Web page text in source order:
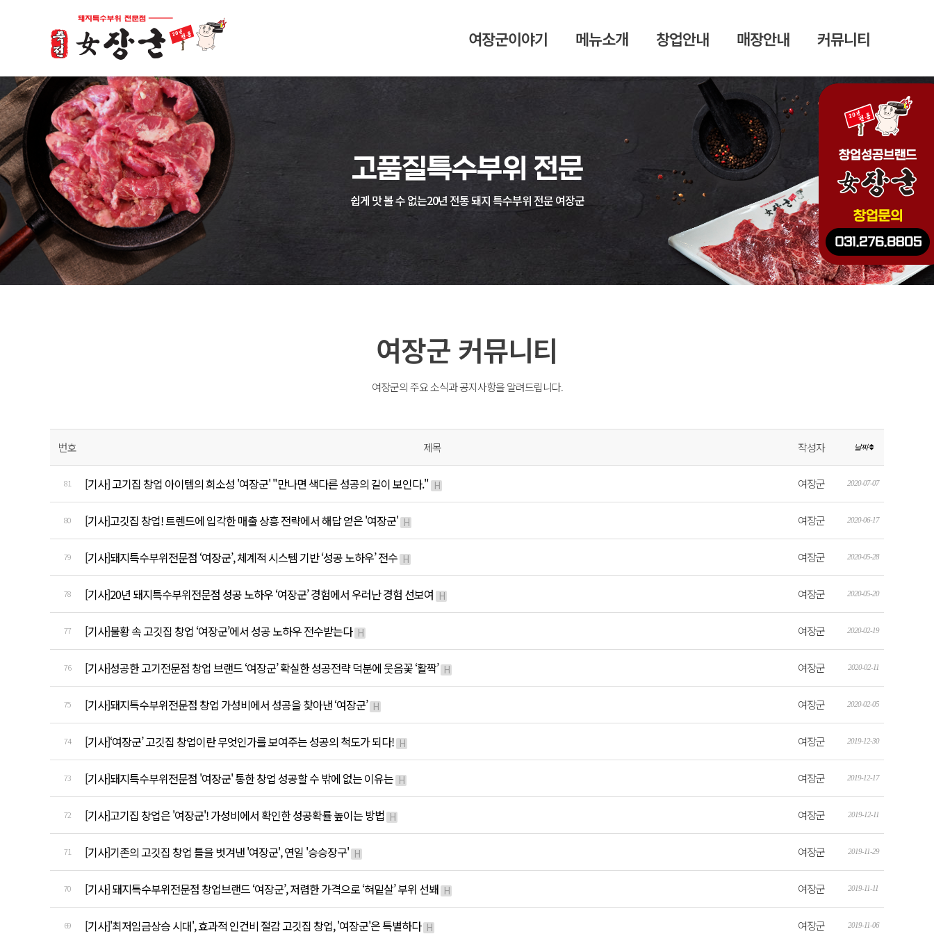
여장군이야기 메뉴소개 창업안내 매장안내 커뮤니티
고품질특수부위 전문
쉽게 맛 볼 수 없는20년 전통 돼지 특수부위 전문 여장군
여장군 커뮤니티
여장군의 주요 소식과 공지사항을 알려드립니다.
번호 제목 작성자 날짜
81 [기사] 고기집 창업 아이템의 희소성 '여장군' "만나면 색다른 성공의 길이 보인다." H 여장군 2020-07-07
80 [기사]고깃집 창업! 트렌드에 입각한 매출 상흥 전략에서 해답 얻은 '여장군' H 여장군 2020-06-17
79 [기사]돼지특수부위전문점 ‘여장군’, 체계적 시스템 기반 ‘성공 노하우’ 전수 H 여장군 2020-05-28
78 [기사]20년 돼지특수부위전문점 성공 노하우 ‘여장군’ 경험에서 우러난 경험 선보여 H 여장군 2020-05-20
77 [기사]불황 속 고깃집 창업 ‘여장군’에서 성공 노하우 전수받는다 H 여장군 2020-02-19
76 [기사]성공한 고기전문점 창업 브랜드 ‘여장군’ 확실한 성공전략 덕분에 웃음꽃 ‘활짝’ H 여장군 2020-02-11
75 [기사]돼지특수부위전문점 창업 가성비에서 성공을 찾아낸 ‘여장군’ H 여장군 2020-02-05
74 [기사]‘여장군’ 고깃집 창업이란 무엇인가를 보여주는 성공의 척도가 되다! H 여장군 2019-12-30
73 [기사]돼지특수부위전문점 '여장군' 통한 창업 성공할 수 밖에 없는 이유는 H 여장군 2019-12-17
72 [기사]고기집 창업은 '여장군'! 가성비에서 확인한 성공확률 높이는 방법 H 여장군 2019-12-11
71 [기사]기존의 고깃집 창업 틀을 벗겨낸 '여장군', 연일 '승승장구' H 여장군 2019-11-29
70 [기사] 돼지특수부위전문점 창업브랜드 ‘여장군’, 저렴한 가격으로 ‘혀밑살’ 부위 선봬 H 여장군 2019-11-11
69 [기사]'최저임금상승 시대', 효과적 인건비 절감 고깃집 창업, '여장군'은 특별하다 H 여장군 2019-11-06